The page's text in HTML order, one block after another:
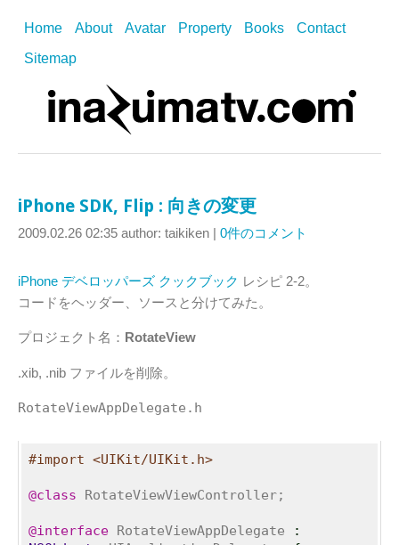
Home About Avatar Property Books
Contact
Sitemap
iPhone SDK, Flip : 向きの変更
2009.02.26 02:35 author: taikiken | 0件のコメント
iPhone デベロッパーズ クックブック レシピ 2-2。
コードをヘッダー、ソースと分けてみた。
プロジェクト名： RotateView
.xib, .nib ファイルを削除。
RotateViewAppDelegate.h
#import <UIKit/UIKit.h>
@class RotateViewViewController;
@interface RotateViewAppDelegate
: